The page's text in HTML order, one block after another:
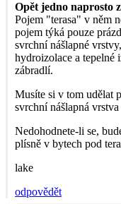
Opět jedno naprosto
Pojem "terasa" v něm
pojem týká pouze
svrchní nášlapné
hydroizolace a tepelné
zábradlí.
Musíte si v tom udělat
svrchní nášlapná
Nedohodnete-li se,
plísně v bytech pod
lake
odpovědět